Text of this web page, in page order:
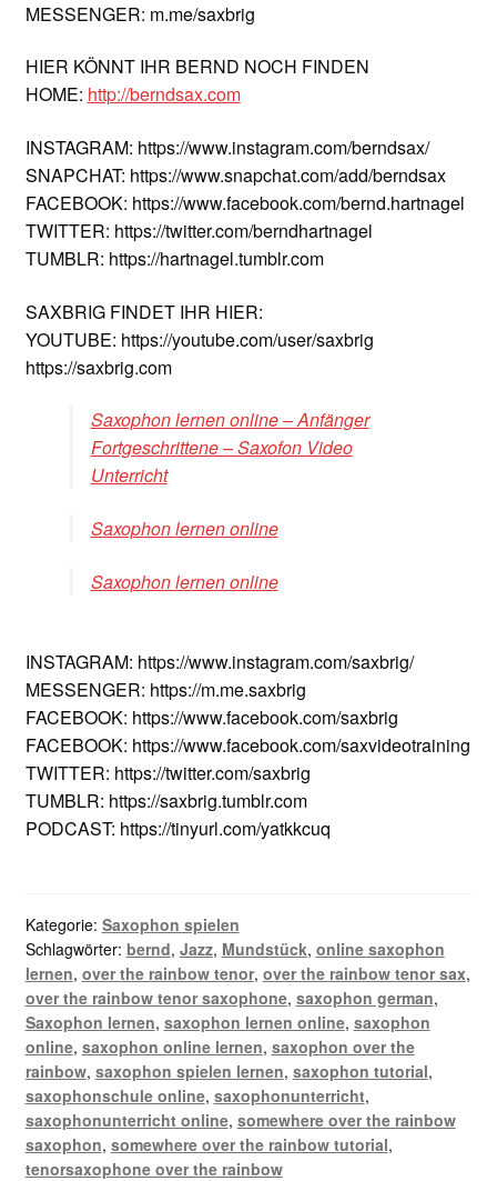
MESSENGER: m.me/saxbrig
HIER KÖNNT IHR BERND NOCH FINDEN
HOME: http://berndsax.com
INSTAGRAM: https://www.instagram.com/berndsax/
SNAPCHAT: https://www.snapchat.com/add/berndsax
FACEBOOK: https://www.facebook.com/bernd.hartnagel
TWITTER: https://twitter.com/berndhartnagel
TUMBLR: https://hartnagel.tumblr.com
SAXBRIG FINDET IHR HIER:
YOUTUBE: https://youtube.com/user/saxbrig
https://saxbrig.com
Saxophon lernen online – Anfänger
Fortgeschrittene – Saxofon Video
Unterricht
Saxophon lernen online
Saxophon lernen online
INSTAGRAM: https://www.instagram.com/saxbrig/
MESSENGER: https://m.me.saxbrig
FACEBOOK: https://www.facebook.com/saxbrig
FACEBOOK: https://www.facebook.com/saxvideotraining
TWITTER: https://twitter.com/saxbrig
TUMBLR: https://saxbrig.tumblr.com
PODCAST: https://tinyurl.com/yatkkcuq
Kategorie: Saxophon spielen
Schlagwörter: bernd, Jazz, Mundstück, online saxophon
lernen, over the rainbow tenor, over the rainbow tenor sax,
over the rainbow tenor saxophone, saxophon german,
Saxophon lernen, saxophon lernen online, saxophon
online, saxophon online lernen, saxophon over the
rainbow, saxophon spielen lernen, saxophon tutorial,
saxophonschule online, saxophonunterricht,
saxophonunterricht online, somewhere over the rainbow
saxophon, somewhere over the rainbow tutorial,
tenorsaxophone over the rainbow